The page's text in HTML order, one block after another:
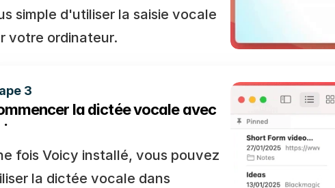
simple d'utiliser la saisie vocale
votre ordinateur.
3
la dictée vocale avec
fois Voicy installé, vous pouvez
la dictée vocale dans